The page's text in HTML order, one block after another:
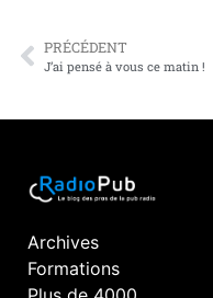
PRÉCÉDENT
J’ai pensé à vous ce matin !
Archives
Formations